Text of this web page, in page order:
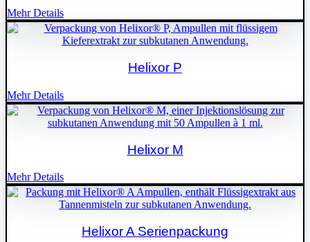
Mehr Details
Helixor P
Mehr Details
Helixor M
Mehr Details
Helixor A Serienpackung